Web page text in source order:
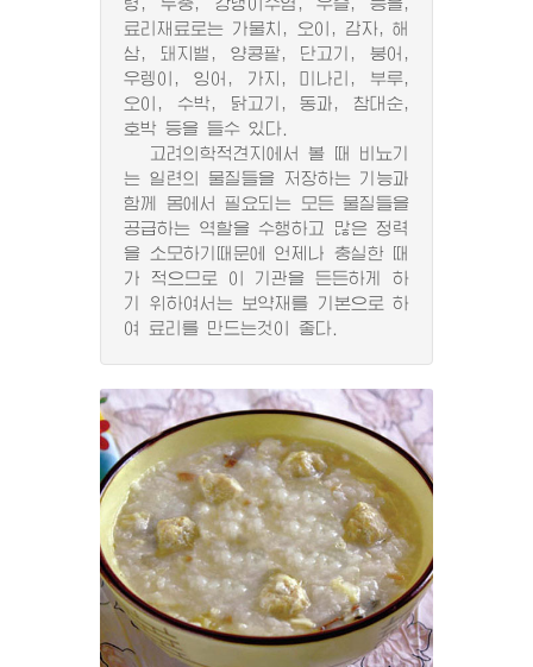
령, 두충, 강냉이수염, 우슬, 등을,
료리재료로는 가물치, 오이, 감자, 해
삼, 돼지밸, 양콩팥, 단고기, 붕어,
우렝이, 잉어, 가지, 미나리, 부루,
오이, 수박, 닭고기, 동과, 참대순,
호박 등을 들수 있다.
고려의학적견지에서 볼 때 비뇨기
는 일련의 물질들을 저장하는 기능과
함께 몸에서 필요되는 모든 물질들을
공급하는 역할을 수행하고 많은 정력
을 소모하기때문에 언제나 충실한 때
가 적으므로 이 기관을 든든하게 하
기 위하여서는 보약재를 기본으로 하
여 료리를 만드는것이 좋다.